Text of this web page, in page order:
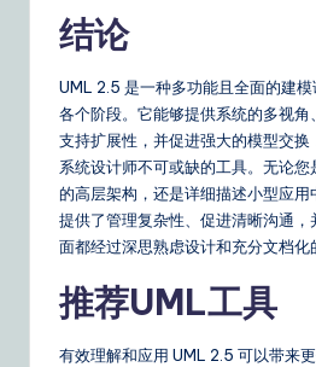
结论
UML 2.5 是一种多功能且全面的建
各个阶段。它能够提供系统的多视角
支持扩展性，并促进强大的模型交换
系统设计师不可或缺的工具。无论
的高层架构，还是详细描述小型应
提供了管理复杂性、促进清晰沟通
面都经过深思熟虑设计和充分文档化
推荐UML工具
有效理解和应用 UML 2.5 可以带来